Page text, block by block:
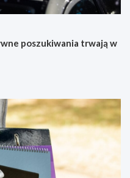
poszukiwania trwają w